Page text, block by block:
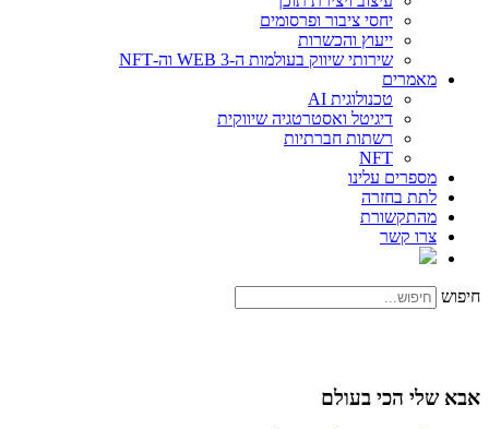
יחסי ציבור ופרסומים
ייעוץ והכשרות
שירותי שיווק בעולמות ה-WEB 3 וה-NFT
מאמרים
טכנולוגית AI
דיגיטל ואסטרטגיה שיווקית
רשתות חברתיות
NFT
מספרים עלינו
לתת בחזרה
מהתקשורת
צרו קשר
חיפוש
אבא שלי הכי בעולם